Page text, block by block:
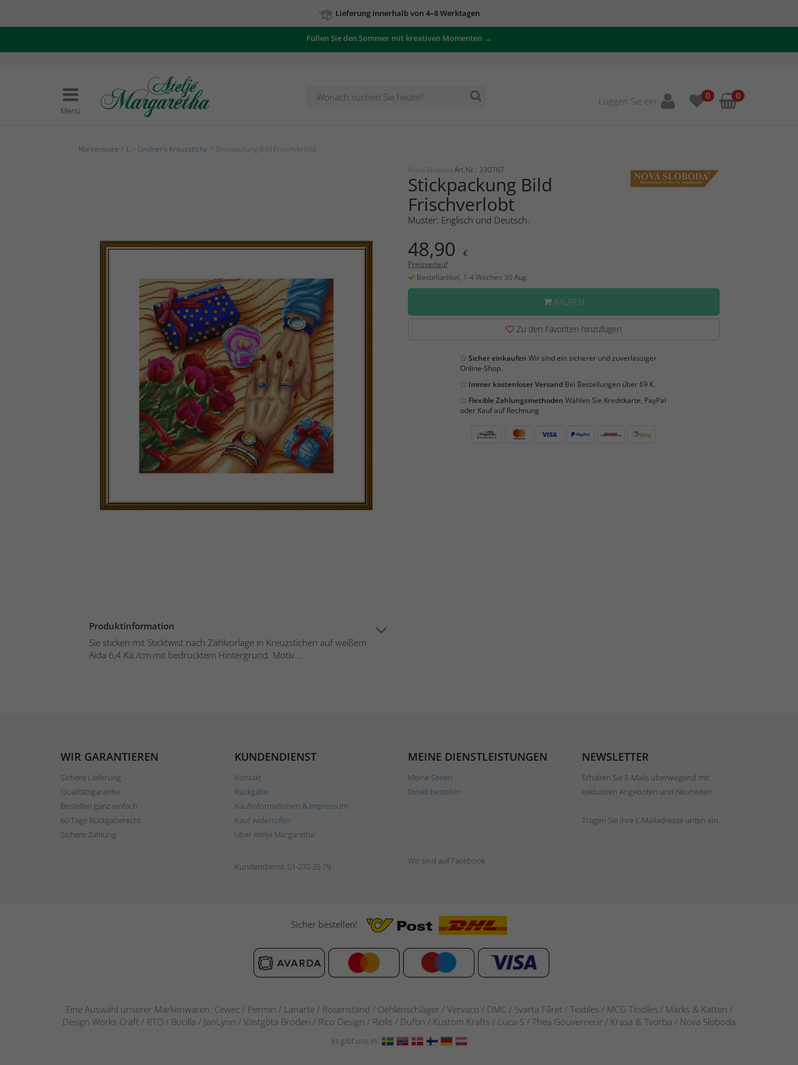
Lieferung innerhalb von 4–8 Werktagen
Füllen Sie den Sommer mit kreativen Momenten →
Menü
Loggen Sie ein 0 0
Markenware L Lindner's Kreuzstiche > Stickpackung Bild Frischverlobt
Produktinformation
Sie sticken mit Sticktwist nach Zählvorlage in Kreuzstichen auf weißem
Aida 6,4 Kä./cm mit bedrucktem Hintergrund. Motiv...
Nova Sloboda Art.Nr.: 330767
Stickpackung Bild
Frischverlobt
Muster: Englisch und Deutsch.
48,90 €
Preisverlauf
Bestellartikel, 1-4 Wochen 30 Aug
KAUFEN
Zu den Favoriten hinzufügen
Sicher einkaufen Wir sind ein sicherer und zuverlässiger
Online-Shop.
Immer kostenloser VersandBei Bestellungen über 69 €.
Flexible Zahlungsmethoden Wählen Sie Kreditkarte, PayPal
oder Kauf auf Rechnung
WIR GARANTIEREN
Sichere Lieferung
Qualitätsgarantie
Bestellen ganz einfach
60 Tage Rückgaberecht
Sichere Zahlung
KUNDENDIENST
Kontakt
Rückgabe
Kaufinformationen & Impressum
Kauf widerrufen
Über Ateljé Margaretha
MEINE DIENSTLEISTUNGEN
Meine Seiten
Direkt bestellen
NEWSLETTER
Erhalten Sie E-Mails überwiegend mit
exklusiven Angeboten und Neuheiten.
Tragen Sie Ihre E-Mailadresse unten ein.
Kundendienst: 01-270 25 79
Wir sind auf Facebook
Sicher bestellen!
Eine Auswahl unserer Markenwaren: Cewec / Permin / Lanarte / Rosenstand / Oehlenschläger / Vervaco / DMC / Svarta Fåret / Textiles / MCG Textiles / Marks & Katten /
Design Works Craft / RTO / Bucilla / JanLynn / Västgöta Broderi / Rico Design / Riolis / Duftin / Kustom Krafts / Luca-S / Thea Gouverneur / Krasa & Tvorba / Nova Sloboda
Es gibt uns in: